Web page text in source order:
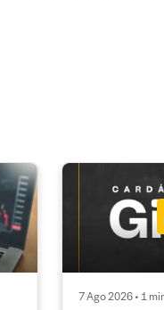
7 Ago 2026 • 1